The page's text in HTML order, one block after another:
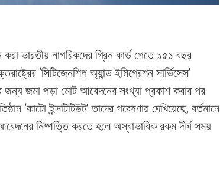
ভারতীয় নাগরিকদের গ্রিন কার্ড পেতে ১৫১ বছর
‘সিটিজেনশিপ অ্যান্ড ইমিগ্রেশন সার্ভিসেস’
জন্য জমা পড়া মোট আবেদনের সংখ্যা প্রকাশ করার পর
‘কাটো ইন্সটিটিউট’ তাদের গবেষণায় দেখিয়েছে, বর্তমানে
নিষ্পত্তি করতে হলে অস্বাভাবিক রকম দীর্ঘ সময়